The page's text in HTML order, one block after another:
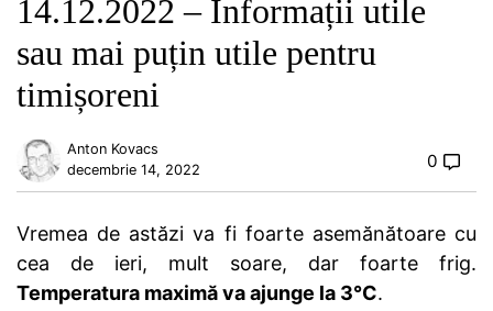
14.12.2022 – Informații utile
sau mai puțin utile pentru
timișoreni
Anton Kovacs
decembrie 14, 2022
0
Vremea de astăzi va fi foarte asemănătoare cu
cea de ieri, mult soare, dar foarte frig.
Temperatura maximă va ajunge la 3°C.